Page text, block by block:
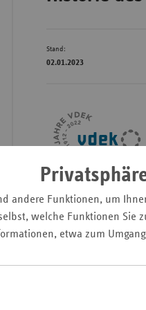
andere Funktionen, um
welche Funktionen
etwa zum
Stand:
02.01.2023